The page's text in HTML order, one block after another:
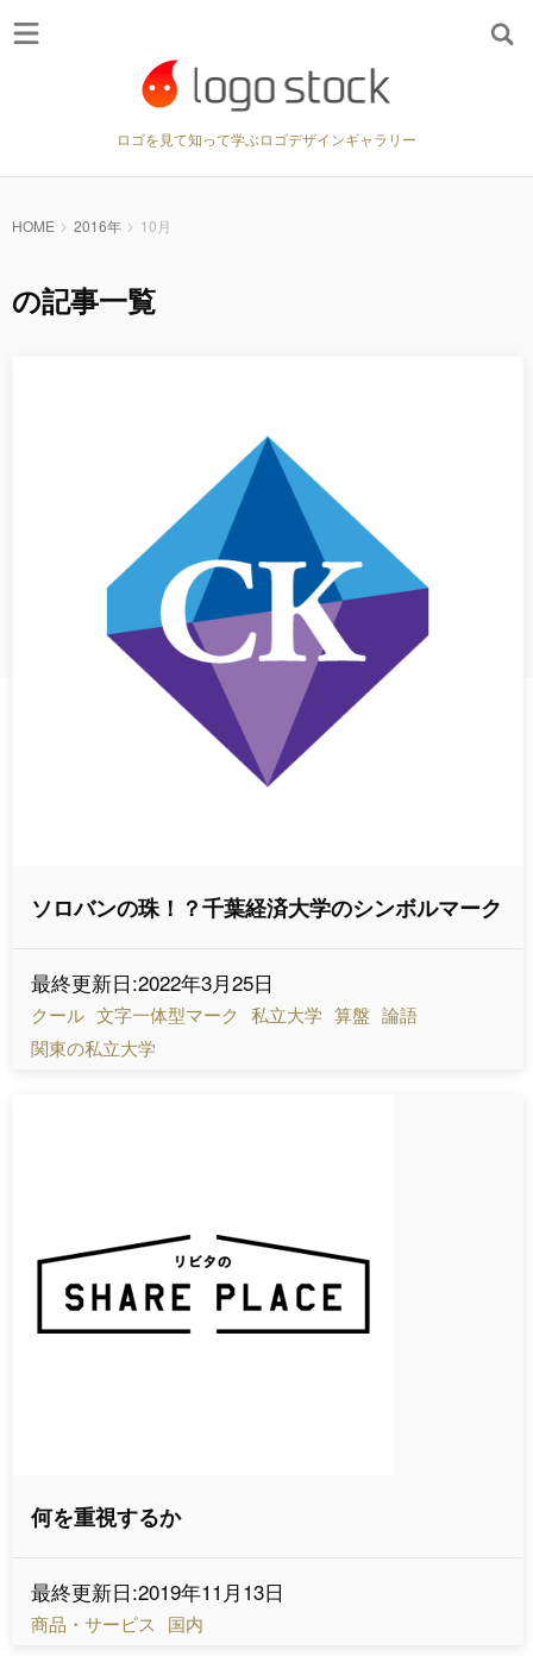
ロゴを見て知って学ぶロゴデザインギャラリー
HOME 2016年 10月
の記事一覧
ソロバンの珠！？千葉経済大学のシンボルマーク
最終更新日:2022年3月25日
クール 文字一体型マーク 私立大学 算盤 論語
関東の私立大学
何を重視するか
最終更新日:2019年11月13日
商品・サービス 国内